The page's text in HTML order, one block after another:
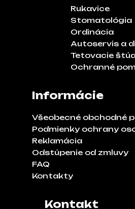
Rukavice
Stomatológia
Ordinácia
Autoservis a
Tetovacie
Ochranné
Informácie
Všeobecné obchodné
Podmienky ochrany
Reklamácia
Odstúpenie od zmluvy
FAQ
Kontakty
Kontakt